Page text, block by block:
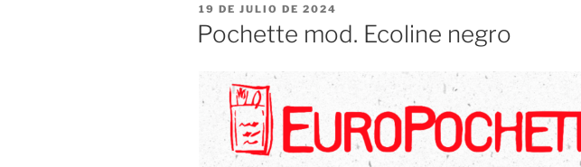
PUBLICADO
EL
19 DE JULIO DE 2024
Pochette mod. Ecoline negro